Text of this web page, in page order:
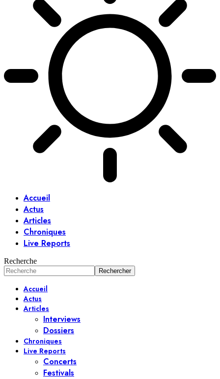
Accueil
Actus
Articles
Chroniques
Live Reports
Recherche
Accueil
Actus
Articles
Interviews
Dossiers
Chroniques
Live Reports
Concerts
Festivals